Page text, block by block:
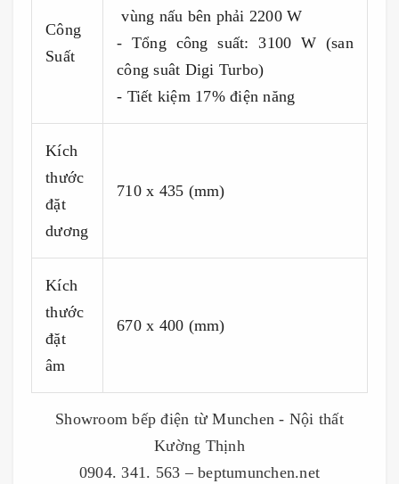
Công
Suất
vùng nấu bên phải 2200 W
- Tổng công suất: 3100 W (san
công suât Digi Turbo)
- Tiết kiệm 17% điện năng
Kích
thước
đặt
dương
710 x 435 (mm)
Kích
thước
đặt
âm
670 x 400 (mm)
Showroom bếp điện từ Munchen - Nội thất
Kường Thịnh
0904. 341. 563 – beptumunchen.net